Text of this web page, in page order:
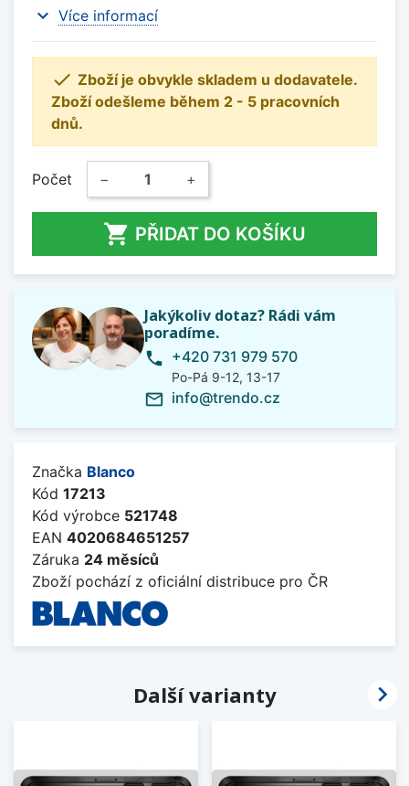
expand_more Více informací
 Zboží je obvykle skladem u dodavatele.
Zboží odešleme během 2 - 5 pracovních
dnů.
Počet − +
 PŘIDAT DO KOŠÍKU
Jakýkoliv dotaz? Rádi vám
poradíme.
phone +420 731 979 570
Po-Pá 9-12, 13-17
mail_outline info@trendo.cz
Značka Blanco
Kód 17213
Kód výrobce 521748
EAN 4020684651257
Záruka 24 měsíců
Zboží pochází z oficiální distribuce pro ČR
Další varianty 